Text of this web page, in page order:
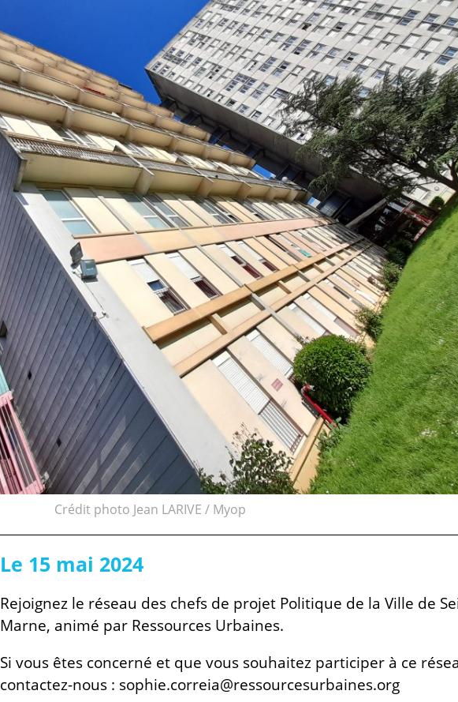
Crédit photo Jean LARIVE / Myop
Le 15 mai 2024
Rejoignez le réseau des chefs de projet Politique de la Ville de
Marne, animé par Ressources Urbaines.
Si vous êtes concerné et que vous souhaitez participer à ce
contactez-nous : sophie.correia@ressourcesurbaines.org